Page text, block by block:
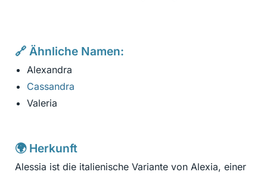
🔗 Ähnliche Namen:
Alexandra
Cassandra
Valeria
🌍 Herkunft
Alessia ist die italienische Variante von Alexia, einer